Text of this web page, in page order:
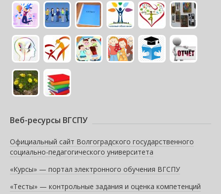
Веб-ресурсы ВГСПУ
Официальный сайт Волгоградского государственного
социально-педагогического университета
«Курсы» — портал электронного обучения ВГСПУ
«Тесты» — контрольные задания и оценка компетенций